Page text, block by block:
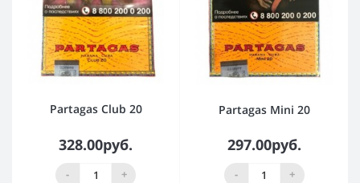
Partagas Club 20
328.00руб.
- +
Partagas Mini 20
297.00руб.
- +